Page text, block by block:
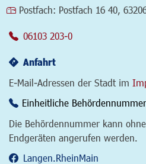
Postfach: Postfach 16 40,
06103 203-0
Anfahrt
E-Mail-Adressen der Stadt im
Einheitliche
Die Behördennummer kann
Endgeräten angerufen werden.
Langen.RheinMain